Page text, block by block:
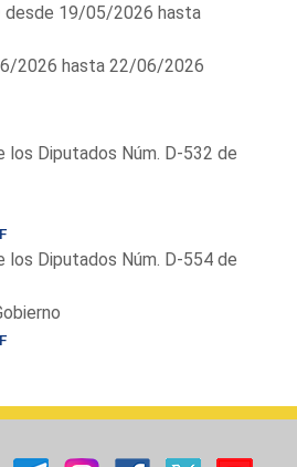
desde 19/05/2026 hasta
2026 hasta 22/06/2026
los Diputados Núm. D-532 de
los Diputados Núm. D-554 de